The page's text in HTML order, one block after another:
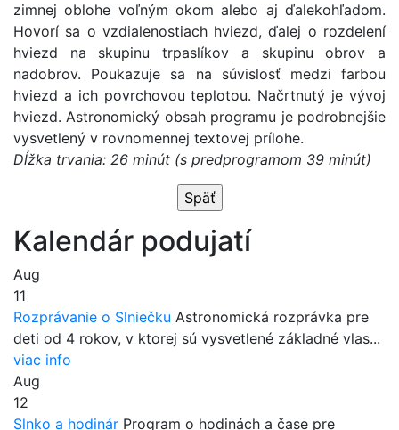
zimnej oblohe voľným okom alebo aj ďalekohľadom.
Hovorí sa o vzdialenostiach hviezd, ďalej o rozdelení
hviezd na skupinu trpaslíkov a skupinu obrov a
nadobrov. Poukazuje sa na súvislosť medzi farbou
hviezd a ich povrchovou teplotou. Načrtnutý je vývoj
hviezd. Astronomický obsah programu je podrobnejšie
vysvetlený v rovnomennej textovej prílohe.
Dĺžka trvania: 26 minút (s predprogramom 39 minút)
Späť
Kalendár podujatí
Aug
11
Rozprávanie o Slniečku Astronomická rozprávka pre
deti od 4 rokov, v ktorej sú vysvetlené základné vlas...
viac info
Aug
12
Slnko a hodinár Program o hodinách a čase pre